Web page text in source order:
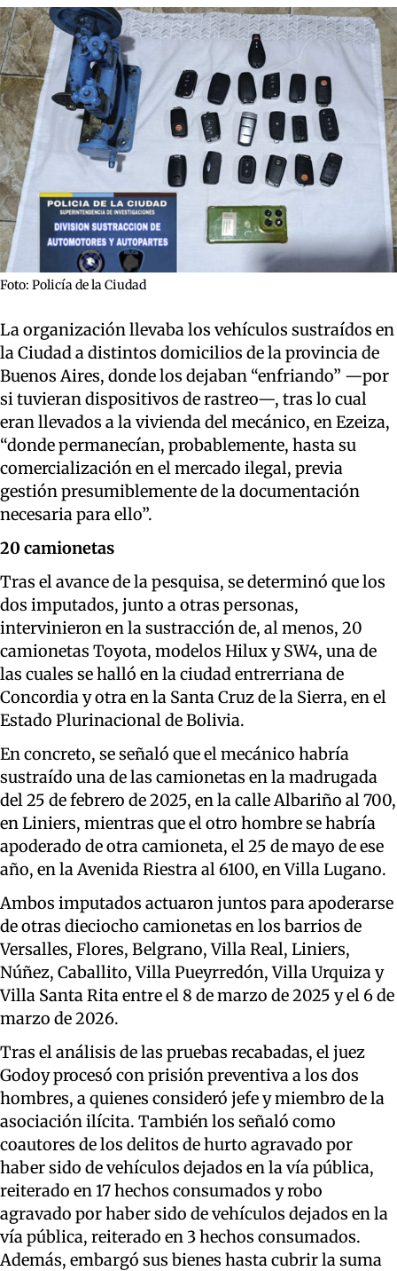
Foto: Policía de la Ciudad
La organización llevaba los vehículos sustraídos en
la Ciudad a distintos domicilios de la provincia de
Buenos Aires, donde los dejaban “enfriando” —por
si tuvieran dispositivos de rastreo—, tras lo cual
eran llevados a la vivienda del mecánico, en Ezeiza,
“donde permanecían, probablemente, hasta su
comercialización en el mercado ilegal, previa
gestión presumiblemente de la documentación
necesaria para ello”.
20 camionetas
Tras el avance de la pesquisa, se determinó que los
dos imputados, junto a otras personas,
intervinieron en la sustracción de, al menos, 20
camionetas Toyota, modelos Hilux y SW4, una de
las cuales se halló en la ciudad entrerriana de
Concordia y otra en la Santa Cruz de la Sierra, en el
Estado Plurinacional de Bolivia.
En concreto, se señaló que el mecánico habría
sustraído una de las camionetas en la madrugada
del 25 de febrero de 2025, en la calle Albariño al 700,
en Liniers, mientras que el otro hombre se habría
apoderado de otra camioneta, el 25 de mayo de ese
año, en la Avenida Riestra al 6100, en Villa Lugano.
Ambos imputados actuaron juntos para apoderarse
de otras dieciocho camionetas en los barrios de
Versalles, Flores, Belgrano, Villa Real, Liniers,
Núñez, Caballito, Villa Pueyrredón, Villa Urquiza y
Villa Santa Rita entre el 8 de marzo de 2025 y el 6 de
marzo de 2026.
Tras el análisis de las pruebas recabadas, el juez
Godoy procesó con prisión preventiva a los dos
hombres, a quienes consideró jefe y miembro de la
asociación ilícita. También los señaló como
coautores de los delitos de hurto agravado por
haber sido de vehículos dejados en la vía pública,
reiterado en 17 hechos consumados y robo
agravado por haber sido de vehículos dejados en la
vía pública, reiterado en 3 hechos consumados.
Además, embargó sus bienes hasta cubrir la suma